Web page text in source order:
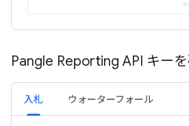
Pangle Reporting API キー
入札 ウォーターフォール